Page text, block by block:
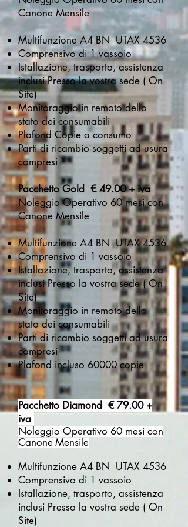
Canone Mensile
Multifunzione A4 BN UTAX 4536
Comprensivo di 1 vassoio
Istallazione, trasporto, assistenza
inclusi Presso la vostra sede ( On
Site)
Monitoraggio in remoto dello
stato dei consumabili
Plafond Copie a consumo
Parti di ricambio soggetti ad usura
compresi
Pacchetto Gold € 49.00 + iva
Noleggio Operativo 60 mesi con
Canone Mensile
Multifunzione A4 BN UTAX 4536
Comprensivo di 1 vassoio
Istallazione, trasporto, assistenza
inclusi Presso la vostra sede ( On
Site)
Monitoraggio in remoto dello
stato dei consumabili
Parti di ricambio soggetti ad usura
compresi
Plafond incluso 60000 copie
Pacchetto Diamond € 79.00 +
iva
Noleggio Operativo 60 mesi con
CanoneMensile
Multifunzione A4 BN UTAX 4536
Comprensivo di 1 vassoio
Istallazione, trasporto, assistenza
inclusi Presso la vostra sede ( On
Site)